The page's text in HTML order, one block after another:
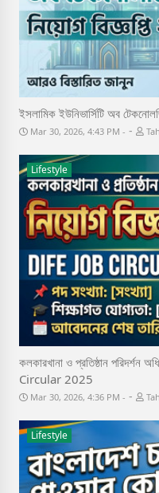
ইসলামিক ইউনিভার্সিটি অব
Mar 30, 2026, 4:43 PM -
Lifestyle
কলকারখানা ও প্রতিষ্ঠান পরিদর্শন
Circular 2025
Mar 30, 2026, 4:36 PM -
Lifestyle